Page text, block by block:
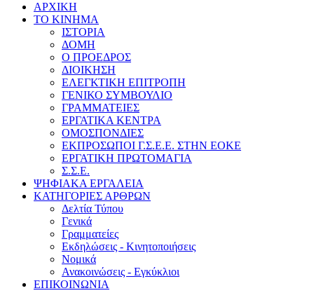
ΑΡΧΙΚΗ
ΤΟ ΚΙΝΗΜΑ
ΙΣΤΟΡΙΑ
ΔΟΜΗ
Ο ΠΡΟΕΔΡΟΣ
ΔΙΟΙΚΗΣΗ
ΕΛΕΓΚΤΙΚΗ ΕΠΙΤΡΟΠΗ
ΓΕΝΙΚΟ ΣΥΜΒΟΥΛΙΟ
ΓΡΑΜΜΑΤΕΙΕΣ
ΕΡΓΑΤΙΚΑ ΚΕΝΤΡΑ
ΟΜΟΣΠΟΝΔΙΕΣ
ΕΚΠΡΟΣΩΠΟΙ Γ.Σ.Ε.Ε. ΣΤΗΝ ΕΟΚΕ
ΕΡΓΑΤΙΚΗ ΠΡΩΤΟΜΑΓΙΑ
Σ.Σ.Ε.
ΨΗΦΙΑΚΑ ΕΡΓΑΛΕΙΑ
ΚΑΤΗΓΟΡΙΕΣ ΑΡΘΡΩΝ
Δελτία Τύπου
Γενικά
Γραμματείες
Εκδηλώσεις - Κινητοποιήσεις
Νομικά
Ανακοινώσεις - Εγκύκλιοι
ΕΠΙΚΟΙΝΩΝΙΑ